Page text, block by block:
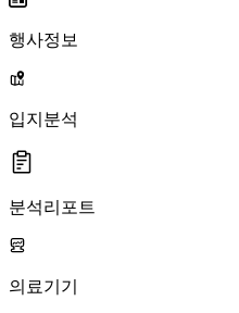
행사정보
입지분석
분석리포트
의료기기